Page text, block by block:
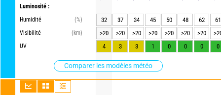
Luminosité :
Humidité
(%)
Visibilité
(km)
UV
Comparer les modèles météo
32 37 34 45 50 48 62
61
>20
>20 >20 >20 >20 >20 >20
4
3 3 1 0 0 0 0